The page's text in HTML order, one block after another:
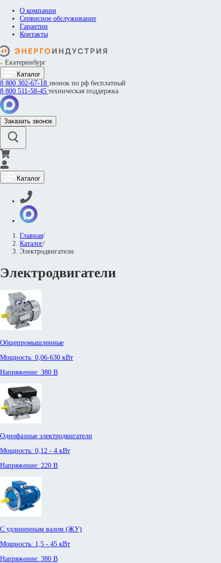
О компании
Сервисное обслуживание
Гарантии
Контакты
Екатеринбург
Каталог
8 800 302-67-18 звонок по рф бесплатный
8 800 511-58-45 техническая поддержка
Заказать звонок
Каталог
Главная/
Каталог/
Электродвигатели
Электродвигатели
Общепромышленные
Мощность: 0,06-630 кВт
Напряжение: 380 В
Однофазные электродвигатели
Мощность: 0,12 - 4 кВт
Напряжение: 220 В
С удлиненным валом (ЖУ)
Мощность: 1,5 - 45 кВт
Напряжение: 380 В